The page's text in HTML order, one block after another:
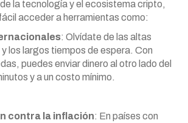
la tecnología y el ecosistema cripto,
acceder a herramientas como:
: Olvídate de las altas
los largos tiempos de espera. Con
puedes enviar dinero al otro lado del
y a un costo mínimo.
contra la inflación: En países con